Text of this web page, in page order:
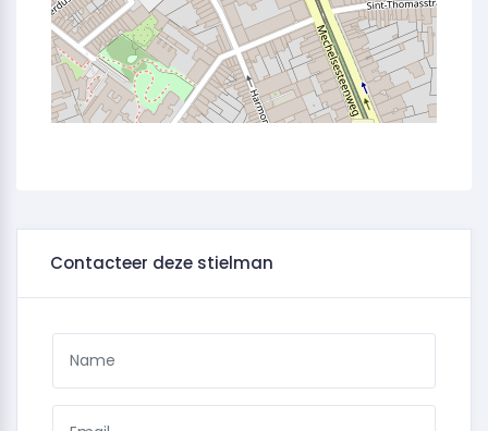
Contacteer deze stielman